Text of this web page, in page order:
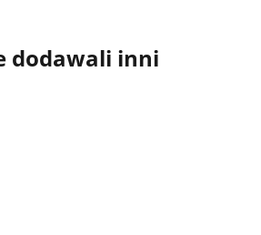
dodawali inni